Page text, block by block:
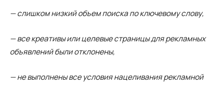
— слишком низкий объем поиска по ключевому слову,
— все креативы или целевые страницы для рекламных
объявлений были отклонены,
— не выполнены все условия нацеливания рекламной